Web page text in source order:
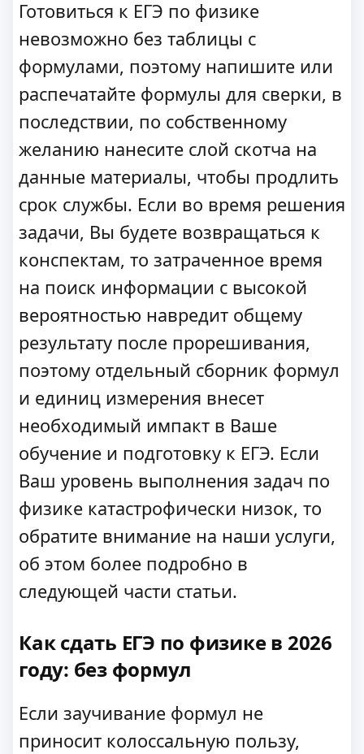
Готовиться к ЕГЭ по физике
невозможно без таблицы с
формулами, поэтому напишите или
распечатайте формулы для сверки, в
последствии, по собственному
желанию нанесите слой скотча на
данные материалы, чтобы продлить
срок службы. Если во время решения
задачи, Вы будете возвращаться к
конспектам, то затраченное время
на поиск информации с высокой
вероятностью навредит общему
результату после прорешивания,
поэтому отдельный сборник формул
и единиц измерения внесет
необходимый импакт в Ваше
обучение и подготовку к ЕГЭ. Если
Ваш уровень выполнения задач по
физике катастрофически низок, то
обратите внимание на наши услуги,
об этом более подробно в
следующей части статьи.
Как сдать ЕГЭ по физике в 2026
году: без формул
Если заучивание формул не
приносит колоссальную пользу,